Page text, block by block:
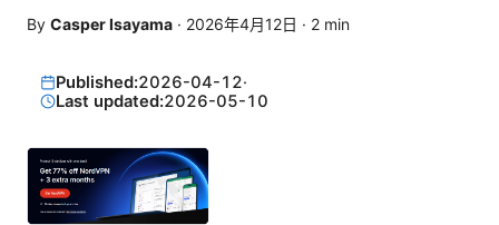
By Casper Isayama · 2026年4月12日 · 2 min
Published:2026-04-12·
Last updated:2026-05-10